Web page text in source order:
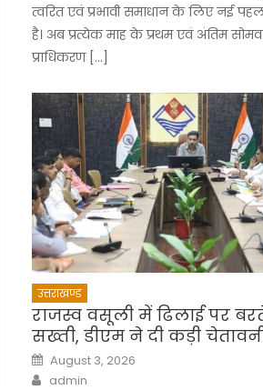
त्वरित एवं प्रभावी समाधान के लिए नई
है। अब प्रत्येक माह के प्रथम एवं अंतिम
प्राधिकरण […]
उत्तराखण्ड
राजस्व वसूली में ढिलाई पर
सख्ती, डीएम ने दी कड़ी
Posted
on
August 3, 2026
Author
admin